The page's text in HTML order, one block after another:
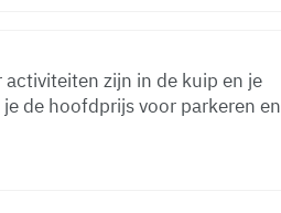
zijn in de kuip en je
de hoofdprijs voor parkeren en